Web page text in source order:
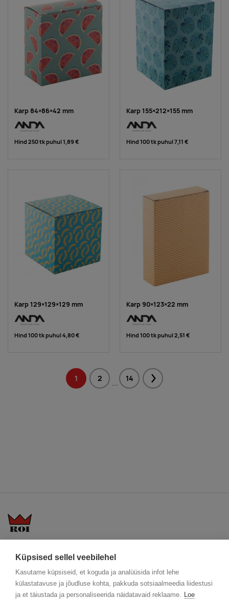
Küpsised sellel veebilehel
Kasutame küpsiseid, et koguda ja analüüsida infot lehe
külastatavuse ja jõudluse kohta, pakkuda sotsiaalmeedia liidestusi
ja et täiustada ja personaliseerida näidatavaid reklaame. Loe
Karp 84×86×42 mm
Hind 250 tk puhul1,89 €
Karp 155×212×155 mm
Hind 100 tk puhul7,11 €
Karp 129×129×129 mm
Hind 100 tk puhul4,80 €
Karp 90×123×22 mm
Hind 100 tk puhul2,51 €
1 2 ... 14 Next
Meist lähemalt
Kontakt
Facebook